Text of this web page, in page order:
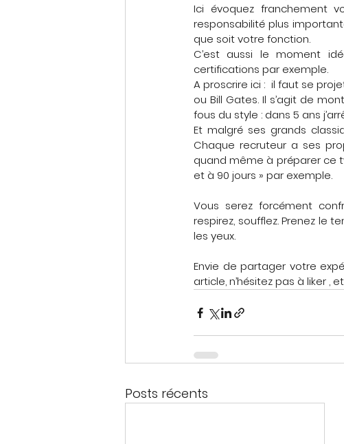
Ici évoquez franchement
responsabilité plus
que soit votre fonction.
C’est aussi le moment
certifications par exemple.
A proscrire ici :  il faut se
ou Bill Gates. Il s’agit de
fous du style : dans 5 ans
Et malgré ses grands
Chaque recruteur a ses
quand même à préparer ce
et à 90 jours » par exemple.
Vous serez forcément
respirez, soufflez. Prenez le
les yeux.
Envie de partager votre
article, n’hésitez pas à liker
Posts récents